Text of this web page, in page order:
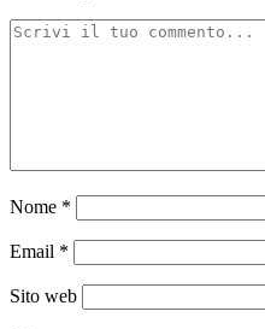
Nome *
Email *
Sito web